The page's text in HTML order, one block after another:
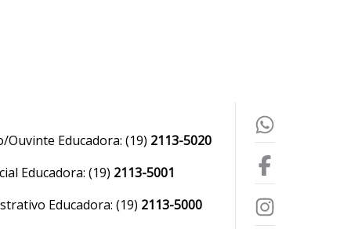
Ouvinte Educadora: (19) 2113-5020
Educadora: (19) 2113-5001
Educadora: (19) 2113-5000